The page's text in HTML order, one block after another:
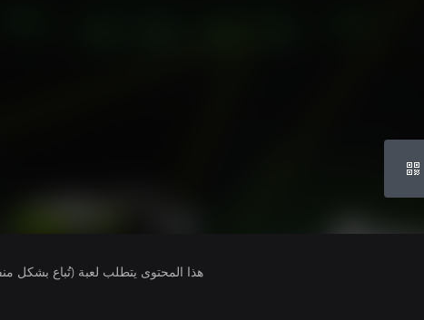
هذا المحتوى يتطلب لعبة (تُباع بشكل